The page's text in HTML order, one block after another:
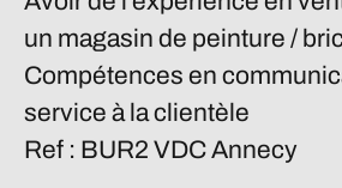
un magasin de peinture /
Compétences en
service à la clientèle
Ref : BUR2 VDCAnnecy